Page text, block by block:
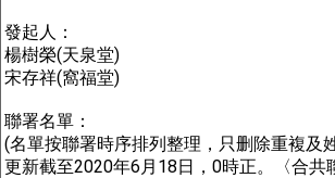
發起人：
楊樹榮(天泉堂)
宋存祥(窩福堂)
聯署名單：
(名單按聯署時序排列整理，只删除重複及
更新截至2020年6月18日，0時正。〈合共